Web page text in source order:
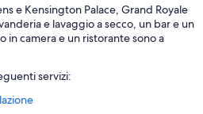
e Kensington Palace, Grand Royale
e lavaggio a secco, un bar e un
in camera e un ristorante sono a
servizi:
una navetta per l'aeroporto (a